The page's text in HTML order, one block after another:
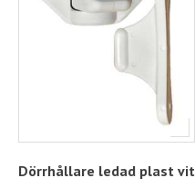
Dörrhållare ledad plast vit